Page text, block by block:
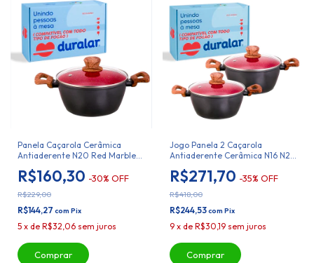
Panela Caçarola Cerâmica
Antiaderente N20 Red Marble
R$160,30 -30% OFF
R$229,00
R$144,27 com Pix
5 x de R$32,06 sem juros
Jogo Panela 2 Caçarola
Antiaderente Cerâmica N16 N20
R$271,70 -35% OFF
R$418,00
R$244,53com Pix
9 x de R$30,19 sem juros